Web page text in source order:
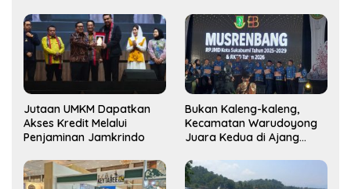
Jutaan UMKM Dapatkan
Akses Kredit Melalui
Penjaminan Jamkrindo
Bukan Kaleng-kaleng,
Kecamatan Warudoyong
Juara Kedua di Ajang
2025